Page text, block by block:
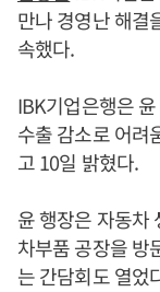
만나 경영난 해결
속했다.
IBK기업은행은
수출 감소로 어려
고 10일 밝혔다.
윤 행장은 자동차
차부품 공장을 방
는 간담회도 열었